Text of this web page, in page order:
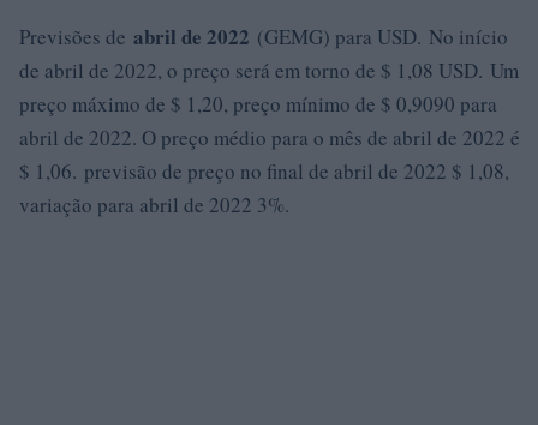
Previsões de abril de 2022 (GEMG) para USD. No início
de abril de 2022, o preço será em torno de $ 1,08 USD. Um
preço máximo de $ 1,20, preço mínimo de $ 0,9090 para
abril de 2022. O preço médio para o mês de abril de 2022 é
$ 1,06. previsão de preço no final de abril de 2022 $ 1,08,
variação para abril de 2022 3%.